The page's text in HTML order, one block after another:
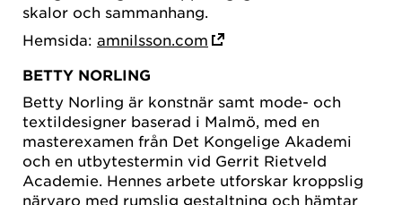
skalor och sammanhang.
Hemsida: amnilsson.com
BETTY NORLING
Betty Norling är konstnär samt mode- och
textildesigner baserad i Malmö, med en
masterexamen från Det Kongelige Akademi
och en utbytestermin vid Gerrit Rietveld
Academie. Hennes arbete utforskar kroppslig
närvaro med rumslig gestaltning och hämtar